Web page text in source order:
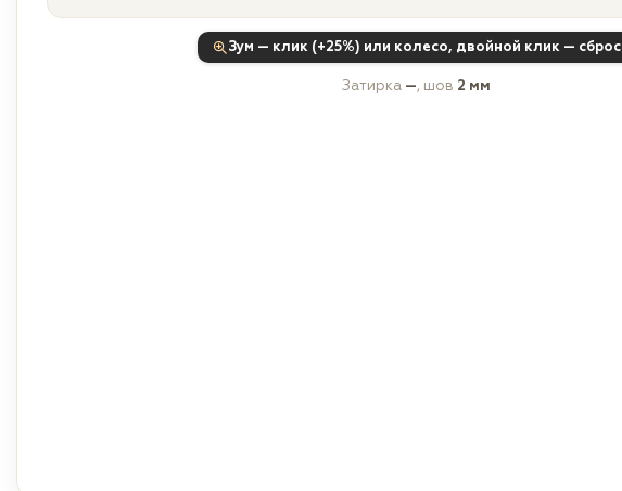
Зум — клик (+25%) или колесо, двойной клик — сброс
Затирка —, шов 2 мм